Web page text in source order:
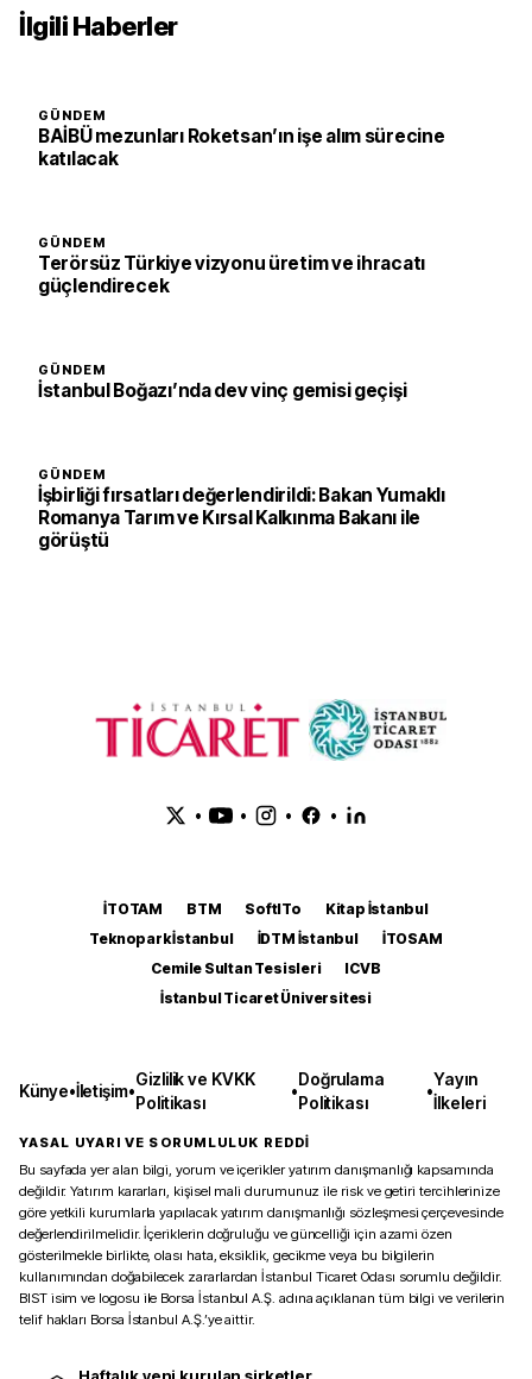
İlgili Haberler
GÜNDEM
BAİBÜ mezunları Roketsan’ın işe alım sürecine
katılacak
GÜNDEM
Terörsüz Türkiye vizyonu üretim ve ihracatı
güçlendirecek
GÜNDEM
İstanbul Boğazı’nda dev vinç gemisi geçişi
GÜNDEM
İşbirliği fırsatları değerlendirildi: Bakan Yumaklı
Romanya Tarım ve Kırsal Kalkınma Bakanı ile
görüştü
• • • •
İTOTAM BTM SoftITo
Kitap İstanbul
Teknopark İstanbul
İDTM İstanbul
İTOSAM
Cemile Sultan Tesisleri
ICVB
İstanbul Ticaret Üniversitesi
Künye•İletişim•
Gizlilik ve KVKK
Politikası
•
Doğrulama
Politikası
•
Yayın
İlkeleri
YASAL UYARI VE SORUMLULUK REDDİ
Bu sayfada yer alan bilgi, yorum ve içerikler yatırım danışmanlığı kapsamında
değildir. Yatırım kararları, kişisel mali durumunuz ile risk ve getiri tercihlerinize
göre yetkili kurumlarla yapılacak yatırım danışmanlığı sözleşmesi çerçevesinde
değerlendirilmelidir. İçeriklerin doğruluğu ve güncelliği için azami özen
gösterilmekle birlikte, olası hata, eksiklik, gecikme veya bu bilgilerin
kullanımından doğabilecek zararlardan İstanbul Ticaret Odası sorumlu değildir.
BIST isim ve logosu ile Borsa İstanbul A.Ş. adına açıklanan tüm bilgi ve verilerin
telif hakları Borsa İstanbul A.Ş.’ye aittir.